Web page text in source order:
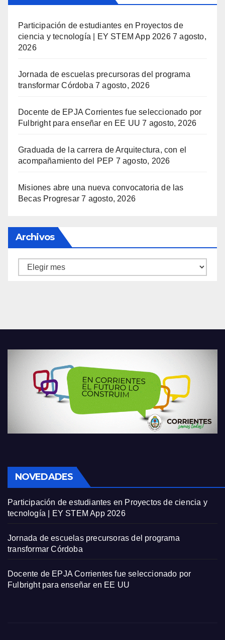
Participación de estudiantes en Proyectos de
ciencia y tecnología | EY STEM App 2026 7 agosto,
2026
Jornada de escuelas precursoras del programa
transformar Córdoba 7 agosto, 2026
Docente de EPJA Corrientes fue seleccionado por
Fulbright para enseñar en EE UU 7 agosto, 2026
Graduada de la carrera de Arquitectura, con el
acompañamiento del PEP 7 agosto, 2026
Misiones abre una nueva convocatoria de las
Becas Progresar 7 agosto, 2026
Archivos
Archivos
NOVEDADES
Participación de estudiantes en Proyectos de ciencia y
tecnología | EY STEM App 2026
Jornada de escuelas precursoras del programa
transformar Córdoba
Docente de EPJA Corrientes fue seleccionado por
Fulbright para enseñar en EE UU